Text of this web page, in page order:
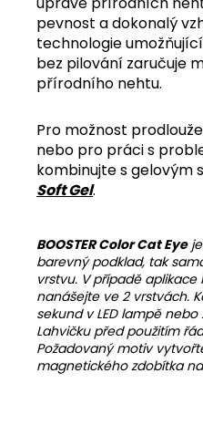
pevnost a dokonalý
technologie
bez pilování zaručuje
přírodního nehtu.
Pro možnost
nebo pro práci s
kombinujte s gelovým
Soft Gel.
BOOSTER Color Cat Eyeje
barevný podklad, tak
vrstvu. V případě
nanášejte ve 2 vrstvách.
sekund v LED lampě
Lahvičku před použitím
Požadovaný motiv
magnetického zdobítka